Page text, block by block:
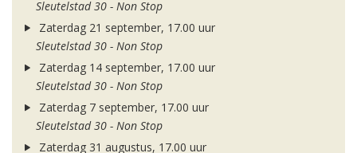
Sleutelstad 30 - Non Stop
Zaterdag 21 september, 17.00 uur
Sleutelstad 30 - Non Stop
Zaterdag 14 september, 17.00 uur
Sleutelstad 30 - Non Stop
Zaterdag 7 september, 17.00 uur
Sleutelstad 30 - Non Stop
Zaterdag 31 augustus, 17.00 uur